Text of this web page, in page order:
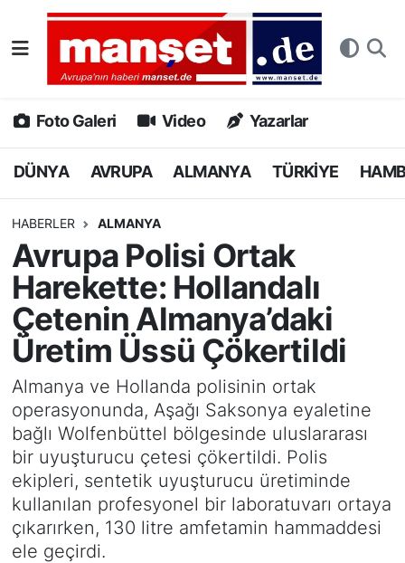
Foto Galeri Video Yazarlar
DÜNYA AVRUPA ALMANYA TÜRKİYE
HABERLER ALMANYA
Avrupa Polisi Ortak
Harekette: Hollandalı
Çetenin Almanya’daki
Üretim Üssü Çökertildi
Almanya ve Hollanda polisinin ortak
operasyonunda, Aşağı Saksonya eyaletine
bağlı Wolfenbüttel bölgesinde uluslararası
bir uyuşturucu çetesi çökertildi. Polis
ekipleri, sentetik uyuşturucu üretiminde
kullanılan profesyonel bir laboratuvarı ortaya
çıkarırken, 130 litre amfetamin hammaddesi
ele geçirdi.
DÜNYA
AVRUPA
ALMANYA
HAMBURG
SPOR
DEUTSCH
EKONOMİ
SİYASET
SAĞLIK
Nöbetçi Eczaneler
Hava Durumu
Namaz Vakitleri
Puan Durumu ve Fikstür
Tüm Manşetler
Son Dakika Haberleri
Haber Arşivi